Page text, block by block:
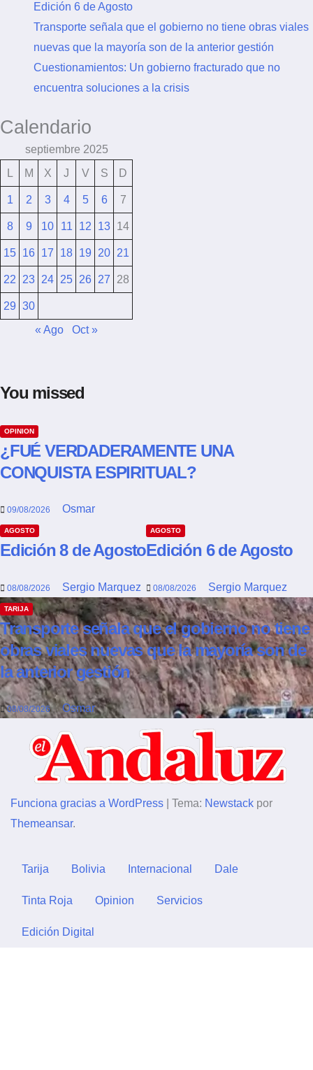
Edición 6 de Agosto
Transporte señala que el gobierno no tiene obras viales
nuevas que la mayoría son de la anterior gestión
Cuestionamientos: Un gobierno fracturado que no
encuentra soluciones a la crisis
Calendario
septiembre 2025
L
M X J V S D
1 2 3 4 5 6 7
8 9 10 11 12 13 14
15 16 17 18 19 20 21
22 23 24 25 26 27 28
29 30
« Ago
Oct »
You missed
OPINION
¿FUÉ VERDADERAMENTE UNA
CONQUISTA ESPIRITUAL?
09/08/2026 Osmar
AGOSTO
Edición 8 de Agosto
08/08/2026 Sergio Marquez
AGOSTO
Edición 6 de Agosto
08/08/2026 Sergio Marquez
TARIJA
Transporte señala que el gobierno no tiene
obras viales nuevas que la mayoría son de
la anterior gestión
08/08/2026 Osmar
Funciona gracias a WordPress Tema: Newstack por
Themeansar.
Tarija Bolivia Internacional Dale
Tinta Roja Opinion Servicios
Edición Digital